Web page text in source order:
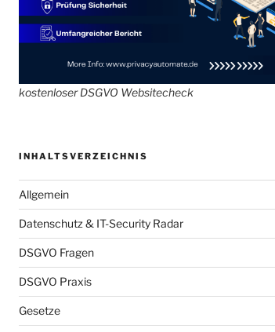
kostenloser DSGVO Websitecheck
INHALTSVERZEICHNIS
Allgemein
Datenschutz & IT-Security Radar
DSGVO Fragen
DSGVO Praxis
Gesetze